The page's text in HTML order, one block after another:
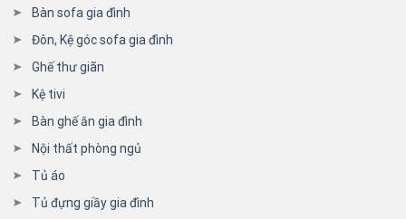
Bàn sofa gia đình
Đôn, Kệ góc sofa gia đình
Ghế thư giãn
Kệ tivi
Bàn ghế ăn gia đình
Nội thất phòng ngủ
Tủ áo
Tủ đựng giầy gia đình